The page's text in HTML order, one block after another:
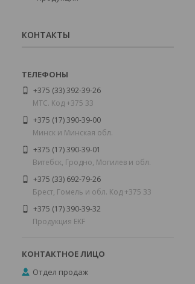
КОНТАКТЫ
+375 (33) 392-39-26
МТС. Код +375 33
+375 (17) 390-39-00
Минск и Минская обл.
+375 (17) 390-39-01
Витебск, Гродно, Могилев и обл.
+375 (33) 692-79-26
Брест, Гомель и обл. Код +375 33
+375 (17) 390-39-32
Продукция EKF
Отдел продаж